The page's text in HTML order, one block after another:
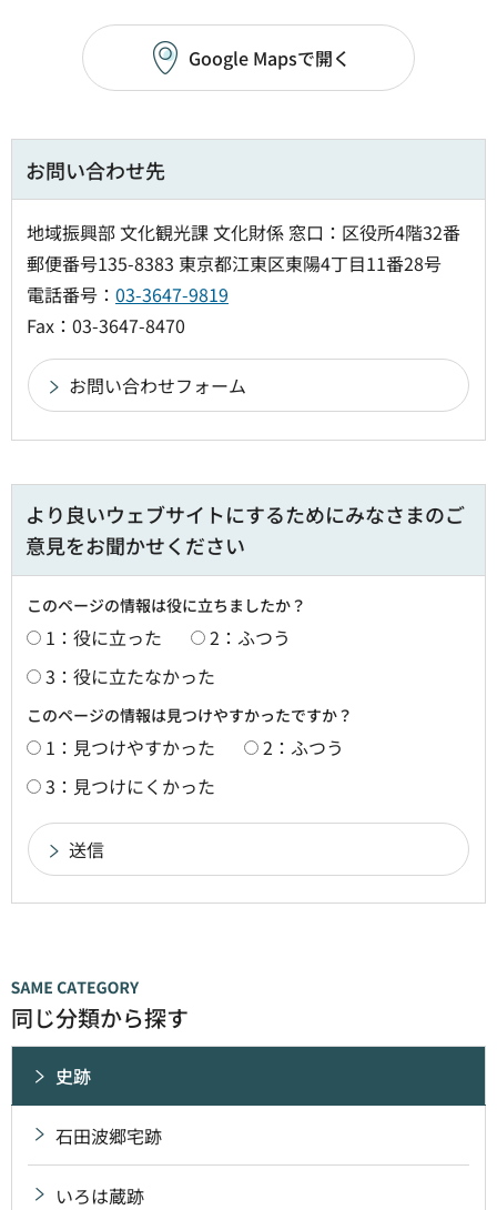
Google Mapsで開く
お問い合わせ先
地域振興部 文化観光課 文化財係 窓口：区役所4階32番
郵便番号135-8383 東京都江東区東陽4丁目11番28号
電話番号： 03-3647-9819
Fax：03-3647-8470
より良いウェブサイトにするためにみなさまのご
意見をお聞かせください
このページの情報は役に立ちましたか？
1：役に立った
2：ふつう
3：役に立たなかった
このページの情報は見つけやすかったですか？
1：見つけやすかった
2：ふつう
3：見つけにくかった
同じ分類から探す
史跡
石田波郷宅跡
いろは蔵跡